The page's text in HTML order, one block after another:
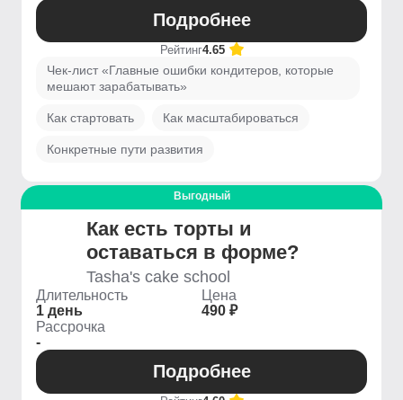
Подробнее
Рейтинг4.65
Чек-лист «Главные ошибки кондитеров, которые
мешают зарабатывать»
Как стартовать Как масштабироваться
Конкретные пути развития
Выгодный
Как есть торты и
оставаться в форме?
Tasha's cake school
Длительность
1 день
Цена
490 ₽
Рассрочка
-
Подробнее